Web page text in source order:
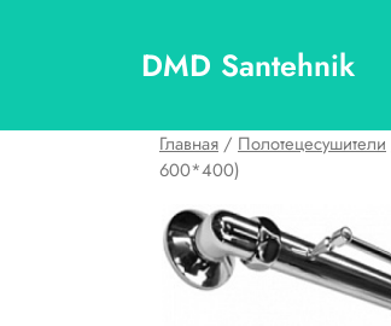
DMD Santehnik
Главная / Полотецесушители
600*400)